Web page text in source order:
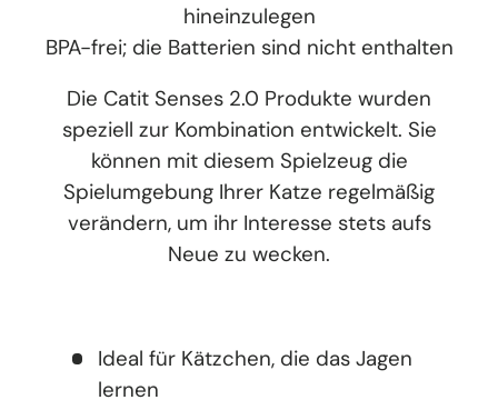
hineinzulegen
BPA-frei; die Batterien sind nicht enthalten
Die Catit Senses 2.0 Produkte wurden
speziell zur Kombination entwickelt. Sie
können mit diesem Spielzeug die
Spielumgebung Ihrer Katze regelmäßig
verändern, um ihr Interesse stets aufs
Neue zu wecken.
Ideal für Kätzchen, die das Jagen
lernen